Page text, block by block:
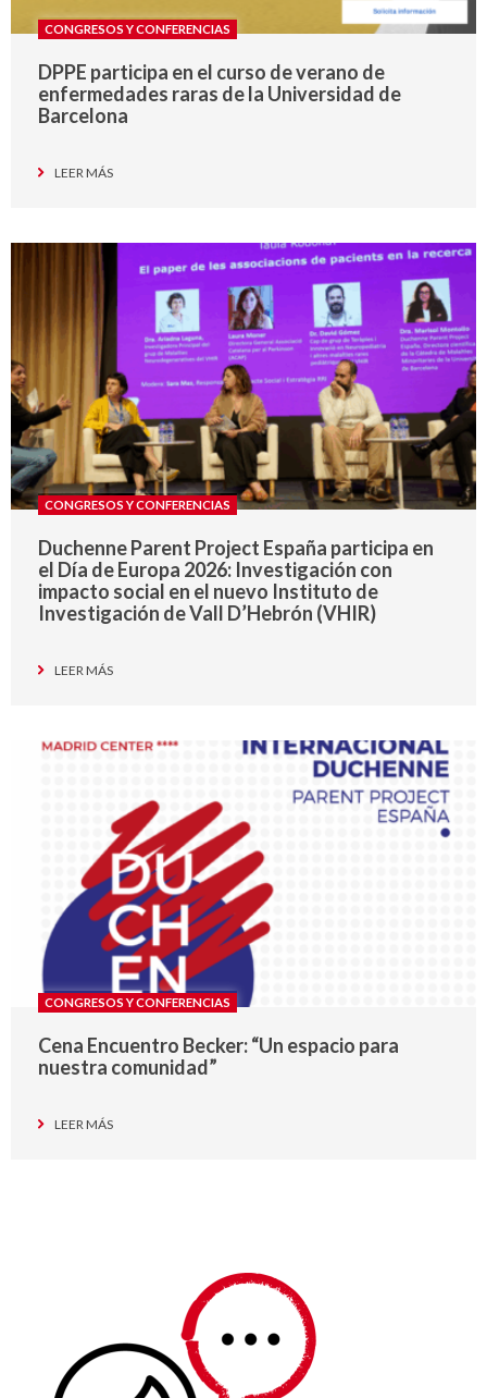
CONGRESOS Y CONFERENCIAS
DPPE participa en el curso de verano de
enfermedades raras de la Universidad de
Barcelona
LEER MÁS
CONGRESOS Y CONFERENCIAS
Duchenne Parent Project España participa en
el Día de Europa 2026: Investigación con
impacto social en el nuevo Instituto de
Investigación de Vall D’Hebrón (VHIR)
LEER MÁS
CONGRESOS Y CONFERENCIAS
Cena Encuentro Becker: “Un espacio para
nuestra comunidad”
LEER MÁS